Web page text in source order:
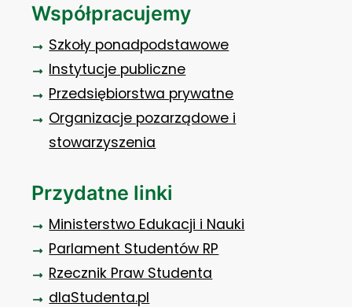
Współpracujemy
Szkoły ponadpodstawowe
Instytucje publiczne
Przedsiębiorstwa prywatne
Organizacje pozarządowe i
stowarzyszenia
Przydatne linki
Ministerstwo Edukacji i Nauki
Parlament Studentów RP
Rzecznik Praw Studenta
dlaStudenta.pl